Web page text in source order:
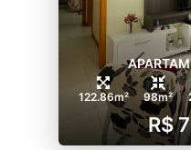
122.86m² 98m²
R$